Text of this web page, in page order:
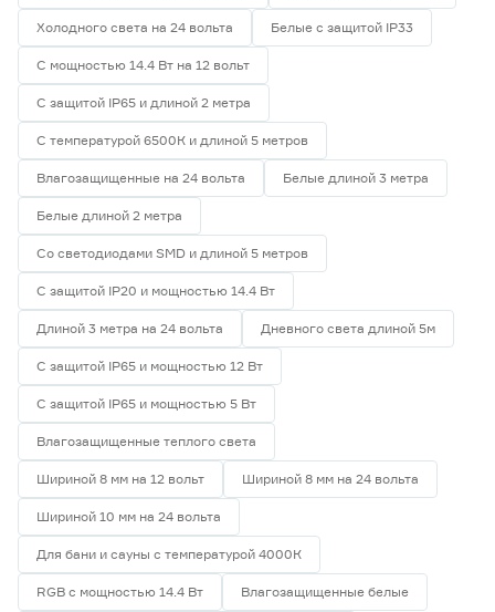
Холодного света на 24 вольта Белые с защитой IP33
С мощностью 14.4 Вт на 12 вольт
С защитой IP65 и длиной 2 метра
С температурой 6500К и длиной 5 метров
Влагозащищенные на 24 вольта Белые длиной 3 метра
Белые длиной 2 метра
Со светодиодами SMD и длиной 5 метров
С защитой IP20 и мощностью 14.4 Вт
Длиной 3 метра на 24 вольта Дневного света длиной 5м
С защитой IP65 и мощностью 12 Вт
С защитой IP65 и мощностью 5 Вт
Влагозащищенные теплого света
Шириной 8 мм на 12 вольт Шириной 8 мм на 24 вольта
Шириной 10 мм на 24 вольта
Для бани и сауны с температурой 4000К
RGB с мощностью 14.4 Вт Влагозащищенные белые